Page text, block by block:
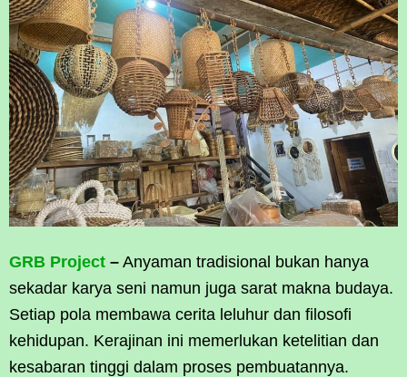
GRB Project – Anyaman tradisional bukan hanya
sekadar karya seni namun juga sarat makna budaya.
Setiap pola membawa cerita leluhur dan filosofi
kehidupan. Kerajinan ini memerlukan ketelitian dan
kesabaran tinggi dalam proses pembuatannya.